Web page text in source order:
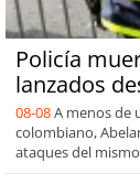
Policía
lanzados
08-08A menos de
colombiano,
ataques del